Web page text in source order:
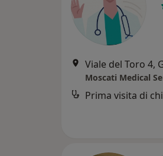
Viale del Toro 4,
Moscati Medical
Prima visita di